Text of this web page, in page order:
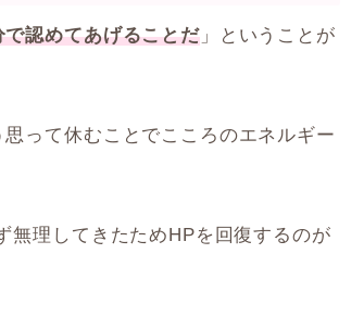
認めてあげることだ」ということが
って休むことでこころのエネルギー
無理してきたためHPを回復するのが